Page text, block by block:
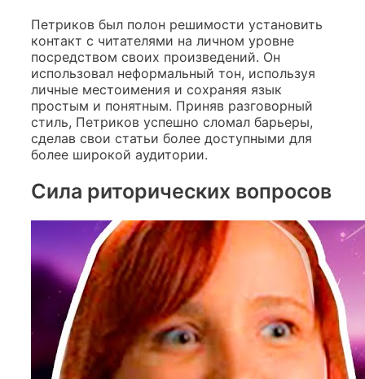
Петриков был полон решимости установить
контакт с читателями на личном уровне
посредством своих произведений. Он
использовал неформальный тон, используя
личные местоимения и сохраняя язык
простым и понятным. Приняв разговорный
стиль, Петриков успешно сломал барьеры,
сделав свои статьи более доступными для
более широкой аудитории.
Сила риторических вопросов